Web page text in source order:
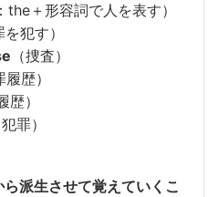
the＋形容詞で人を表す）
を犯す）
（捜査）
履歴）
歴）
罪）
派生させて覚えていくこ